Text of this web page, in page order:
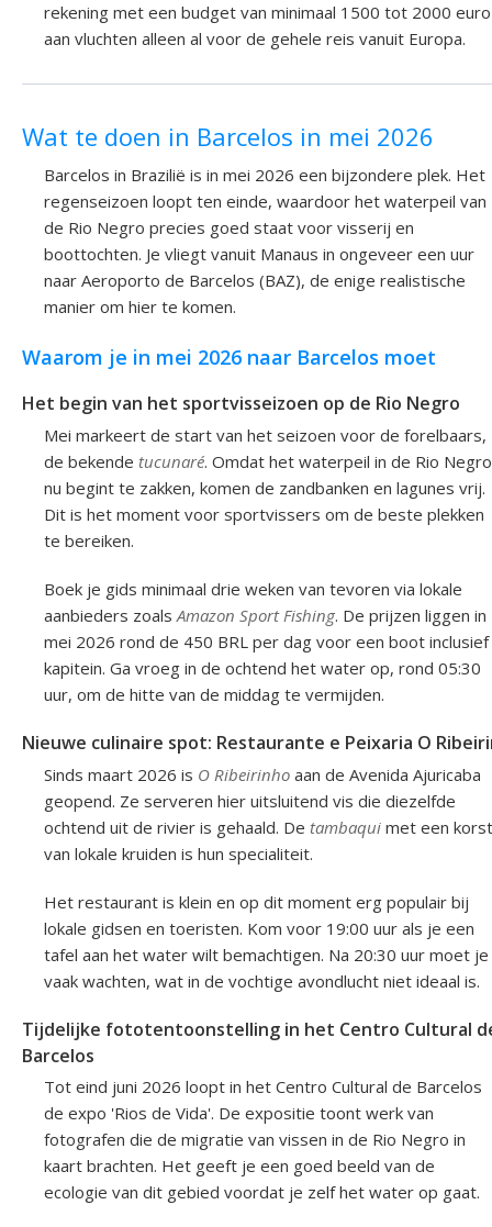
rekening met een budget van minimaal 1500 tot 2000 euro
aan vluchten alleen al voor de gehele reis vanuit Europa.
Wat te doen in Barcelos in mei 2026
Barcelos in Brazilië is in mei 2026 een bijzondere plek. Het
regenseizoen loopt ten einde, waardoor het waterpeil van
de Rio Negro precies goed staat voor visserij en
boottochten. Je vliegt vanuit Manaus in ongeveer een uur
naar Aeroporto de Barcelos (BAZ), de enige realistische
manier om hier te komen.
Waarom je in mei 2026 naar Barcelos moet
Het begin van het sportvisseizoen op de Rio Negro
Mei markeert de start van het seizoen voor de forelbaars,
de bekende tucunaré. Omdat het waterpeil in de Rio Negro
nu begint te zakken, komen de zandbanken en lagunes vrij.
Dit is het moment voor sportvissers om de beste plekken
te bereiken.
Boek je gids minimaal drie weken van tevoren via lokale
aanbieders zoals Amazon Sport Fishing. De prijzen liggen in
mei 2026 rond de 450 BRL per dag voor een boot inclusief
kapitein. Ga vroeg in de ochtend het water op, rond 05:30
uur, om de hitte van de middag te vermijden.
Nieuwe culinaire spot: Restaurante e Peixaria O
Sinds maart 2026 is O Ribeirinho aan de Avenida Ajuricaba
geopend. Ze serveren hier uitsluitend vis die diezelfde
ochtend uit de rivier is gehaald. De tambaqui met een korst
van lokale kruiden is hun specialiteit.
Het restaurant is klein en op dit moment erg populair bij
lokale gidsen en toeristen. Kom voor 19:00 uur als je een
tafel aan het water wilt bemachtigen. Na 20:30 uur moet je
vaak wachten, wat in de vochtige avondlucht niet ideaal is.
Tijdelijke fototentoonstelling in het Centro Cultural
Barcelos
Tot eind juni 2026 loopt in het Centro Cultural de Barcelos
de expo 'Rios de Vida'. De expositie toont werk van
fotografen die de migratie van vissen in de Rio Negro in
kaart brachten. Het geeft je een goed beeld van de
ecologie van dit gebied voordat je zelf het water op gaat.